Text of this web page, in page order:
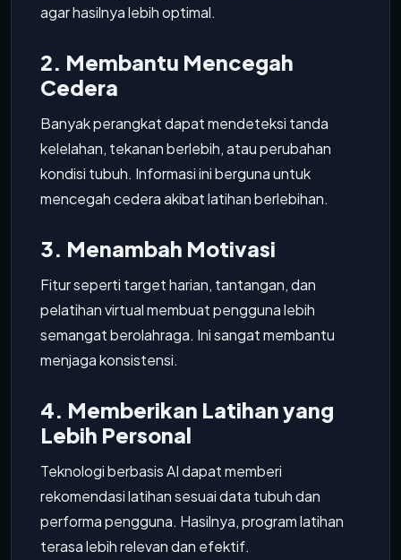
agar hasilnya lebih optimal.
2. Membantu Mencegah
Cedera
Banyak perangkat dapat mendeteksi tanda
kelelahan, tekanan berlebih, atau perubahan
kondisi tubuh. Informasi ini berguna untuk
mencegah cedera akibat latihan berlebihan.
3. Menambah Motivasi
Fitur seperti target harian, tantangan, dan
pelatihan virtual membuat pengguna lebih
semangat berolahraga. Ini sangat membantu
menjaga konsistensi.
4. Memberikan Latihan yang
Lebih Personal
Teknologi berbasis AI dapat memberi
rekomendasi latihan sesuai data tubuh dan
performa pengguna. Hasilnya, program latihan
terasa lebih relevan dan efektif.